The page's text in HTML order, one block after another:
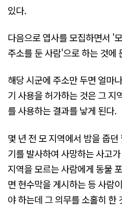
있다.
다음으로 엽사를 모집하면서 '
주소를 둔 사람'으로 하는 것에
해당 시군에 주소만 두면 얼마
기 사용을 허가하는 것은 그 지
를 사용하는 결과를 낳게 된다.
몇 년 전 모 지역에서 밤을 줍
기를 발사하여 사망하는 사고
지역을 모르는 사람에게 동물
면 현수막을 게시하는 등 사람
야 하는데 그 의무를 소홀히 한